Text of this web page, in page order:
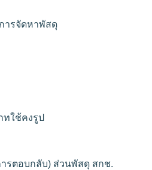
ารจัดหาพัสดุ
ทใช้คงรูป
รตอบกลับ) ส่วนพัสดุ สกช.